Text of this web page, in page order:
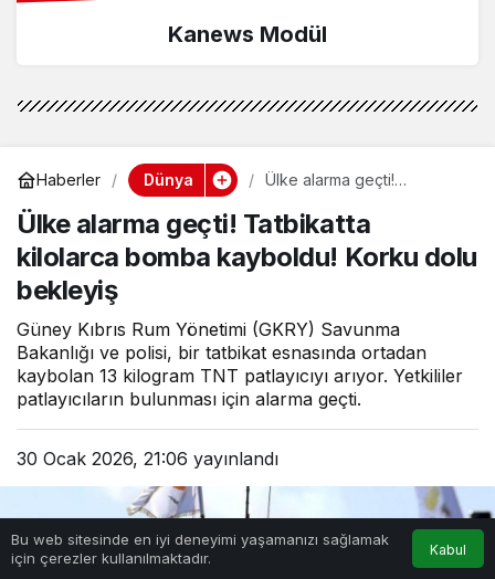
Kanews Modül
Haberler Dünya
Ülke alarma geçti!
kayboldu! Korku dolu
bekleyiş
Ülke alarma geçti! Tatbikatta
kilolarca bomba kayboldu! Korku dolu
bekleyiş
Güney Kıbrıs Rum Yönetimi (GKRY) Savunma
Bakanlığı ve polisi, bir tatbikat esnasında ortadan
kaybolan 13 kilogram TNT patlayıcıyı arıyor. Yetkililer
patlayıcıların bulunması için alarma geçti.
30 Ocak 2026, 21:06 yayınlandı
Bu web sitesinde en iyi deneyimi yaşamanızı sağlamak
için çerezler kullanılmaktadır.
Kabul